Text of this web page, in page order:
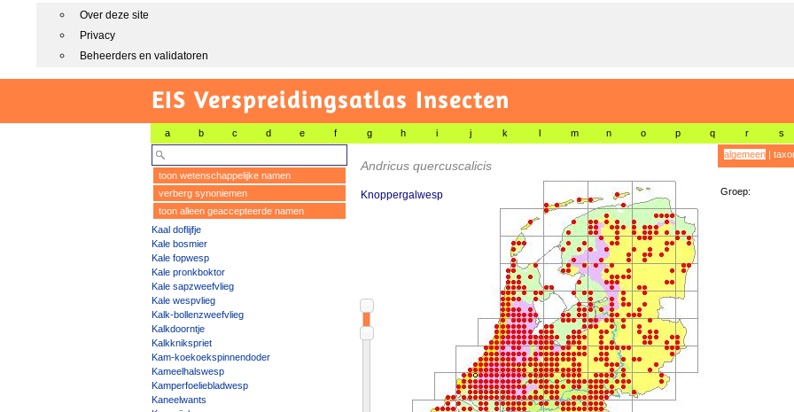
Over deze site
Privacy
Beheerders en validatoren
EIS Verspreidingsatlas Insecten
a b c d e f g h i j k l m n o p q r s
toon wetenschappelijke namen
verberg synoniemen
toon alleen geaccepteerde namen
Kaal doflijfje
Kale bosmier
Kale fopwesp
Kale pronkboktor
Kale sapzweefvlieg
Kale wespvlieg
Kalk-bollenzweefvlieg
Kalkdoorntje
Kalkknikspriet
Kam-koekoekspinnendoder
Kameelhalswesp
Kamperfoeliebladwesp
Kaneelwants
Andricus quercuscalicis
Knoppergalwesp
algemeen|
Groep: